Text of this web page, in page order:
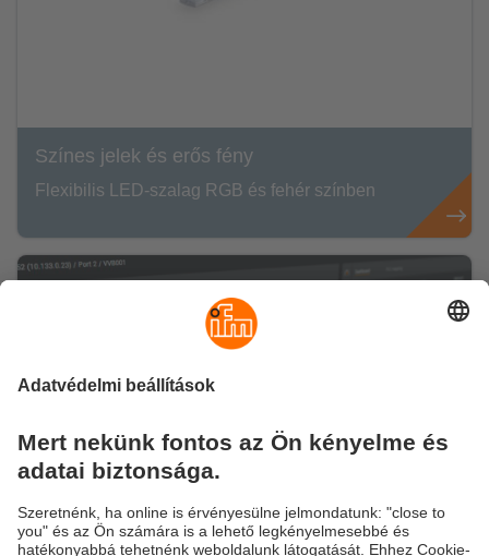
Színes jelek és erős fény
Flexibilis LED-szalag RGB és fehér színben
Készen áll az okos IO-Link